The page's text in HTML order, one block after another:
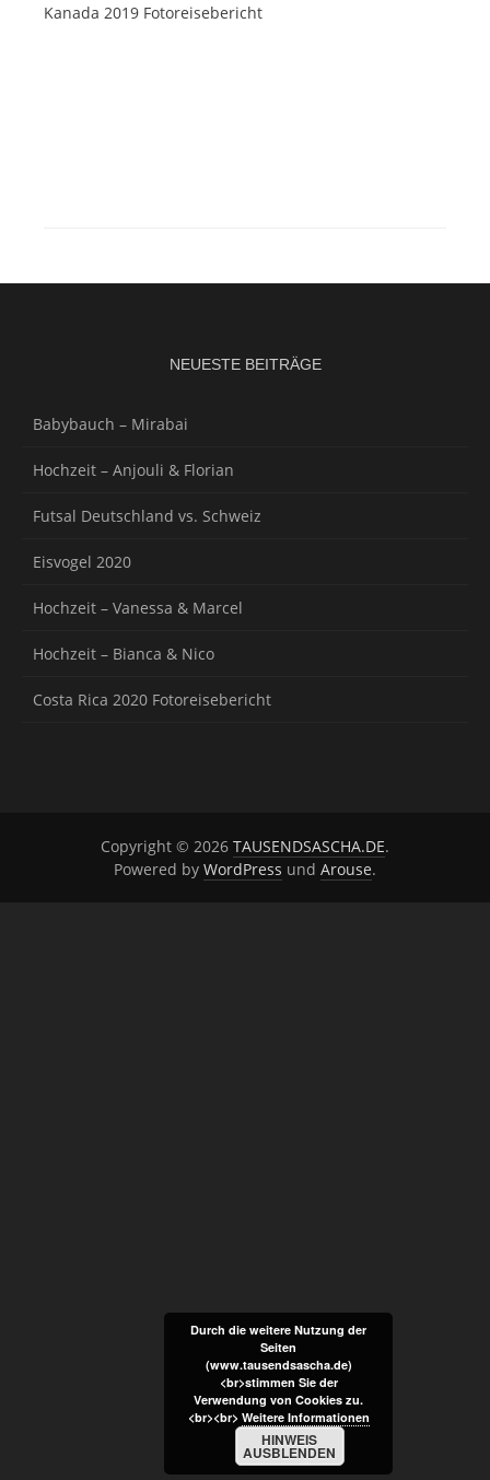
Kanada 2019 Fotoreisebericht
NEUESTE BEITRÄGE
Babybauch – Mirabai
Hochzeit – Anjouli & Florian
Futsal Deutschland vs. Schweiz
Eisvogel 2020
Hochzeit – Vanessa & Marcel
Hochzeit – Bianca & Nico
Costa Rica 2020 Fotoreisebericht
Copyright © 2026 TAUSENDSASCHA.DE.
Powered by WordPress und Arouse.
Durch die weitere Nutzung der
Seiten
(www.tausendsascha.de)
<br>stimmen Sie der
Verwendung von Cookies zu.
<br><br> Weitere Informationen
HINWEIS
AUSBLENDEN